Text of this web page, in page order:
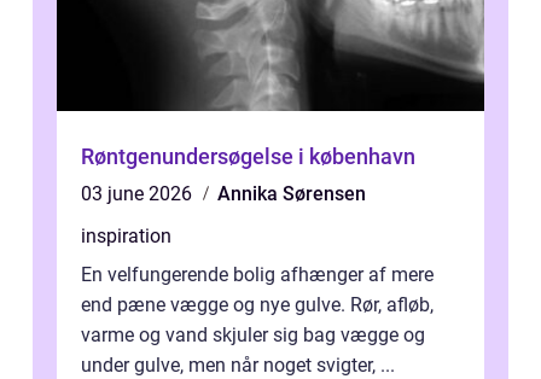
Røntgenundersøgelse i københavn
03 june 2026
Annika Sørensen
inspiration
En velfungerende bolig afhænger af mere
end pæne vægge og nye gulve. Rør, afløb,
varme og vand skjuler sig bag vægge og
under gulve, men når noget svigter, ...